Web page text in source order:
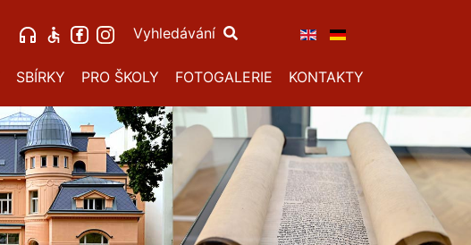
Vyhledávání
SBÍRKY PRO ŠKOLY FOTOGALERIE KONTAKTY